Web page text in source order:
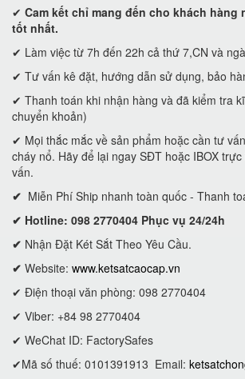
✔ Cam kết chỉ mang đến cho khách hàng
tốt nhất.
✔ Làm việc từ 7h đến 22h cả thứ 7,CN và
✔ Tư vấn kê đặt, hướng dẫn sử dụng, bảo
✔ Thanh toán khi nhận hàng và đã kiểm tra
chuyển khoản)
✔ Mọi thắc mắc về sản phẩm hoặc cần tư
cháy nổ. Hãy để lại ngay SĐT hoặc IBOX
vấn.
✔ Miễn Phí Ship nhanh toàn quốc - Thanh
✔ Hotline: 098 2770404 Phục vụ 24/24h
✔ Nhận Đặt Két Sắt Theo Yêu Cầu.
✔ Website: www.ketsatcaocap.vn
✔ Điện thoại văn phòng: 098 2770404
✔ Viber: +84 98 2770404
✔ WeChat ID: FactorySafes
✔Mã số thuế: 0101391913 Email: